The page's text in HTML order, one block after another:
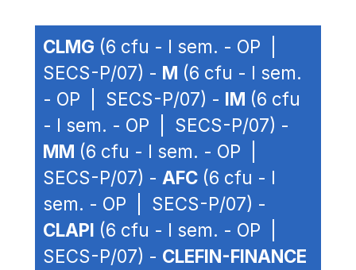
CLMG (6 cfu - I sem. - OP |
SECS-P/07) - M (6 cfu - I sem.
- OP | SECS-P/07) - IM (6 cfu
- I sem. - OP | SECS-P/07) -
MM (6 cfu - I sem. - OP |
SECS-P/07) - AFC (6 cfu - I
sem. - OP | SECS-P/07) -
CLAPI (6 cfu - I sem. - OP |
SECS-P/07) - CLEFIN-FINANCE